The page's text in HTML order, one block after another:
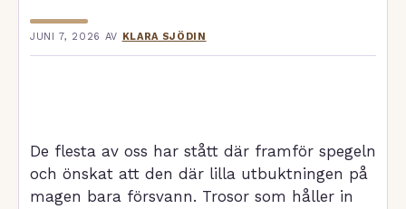
JUNI 7, 2026 AV KLARA SJÖDIN
De flesta av oss har stått där framför spegeln
och önskat att den där lilla utbuktningen på
magen bara försvann. Trosor som håller in